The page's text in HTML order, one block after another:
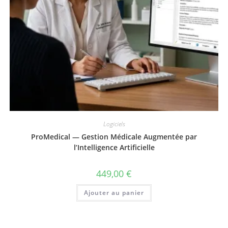
Logiciels
ProMedical — Gestion Médicale Augmentée par
l’Intelligence Artificielle
449,00 €
Ajouter au panier